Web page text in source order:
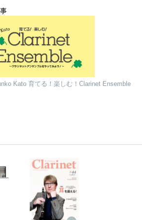
Kato 育てる！楽しむ！Clarinet Ensemble